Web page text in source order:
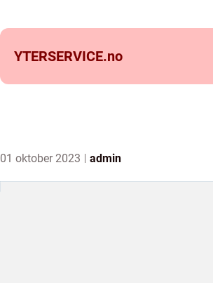
YTERSERVICE.no
01 oktober 2023 admin